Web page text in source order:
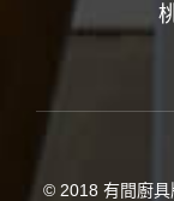
© 2018 有間廚具